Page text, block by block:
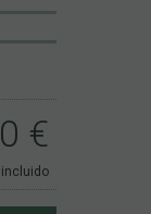
€
incluido